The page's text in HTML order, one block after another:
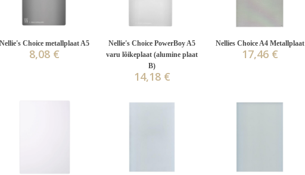
Nellie's Choice metallplaat A5
8,08 €
Nellie's Choice PowerBoy A5
varu lõikeplaat (alumine plaat
B)
14,18 €
Nellies Choice A4 Metallplaat
17,46 €